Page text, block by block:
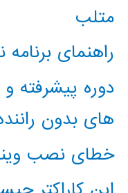
متلب
راهنمای
دوره پیشرفته
های بدون
خطای نصب